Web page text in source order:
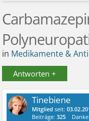
in Medikamente &
Antworten +
Tinebiene
Mitglied seit:
Beiträge:325